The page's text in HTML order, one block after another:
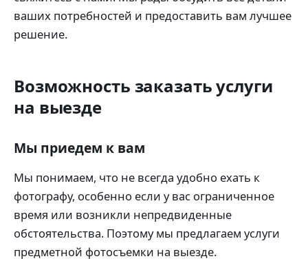
ваших потребностей и предоставить вам лучшее
решение.
Возможность заказать услуги
на выезде
Мы приедем к вам
Мы понимаем, что не всегда удобно ехать к
фотографу, особенно если у вас ограниченное
время или возникли непредвиденные
обстоятельства. Поэтому мы предлагаем услуги
предметной фотосъемки на выезде.